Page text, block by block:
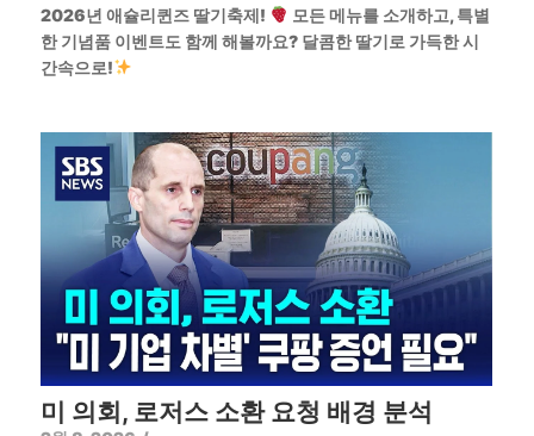
2026년 애슐리퀸즈 딸기축제!
모든 메뉴를 소개하고, 특별
한 기념품 이벤트도 함께 해볼까요? 달콤한 딸기로 가득한 시
간속으로!
미 의회, 로저스 소환 요청 배경 분석